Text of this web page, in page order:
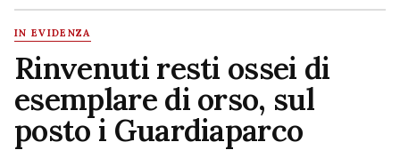
sito
IN EVIDENZA
Rinvenuti resti ossei di
esemplare di orso, sul
posto i Guardiaparco